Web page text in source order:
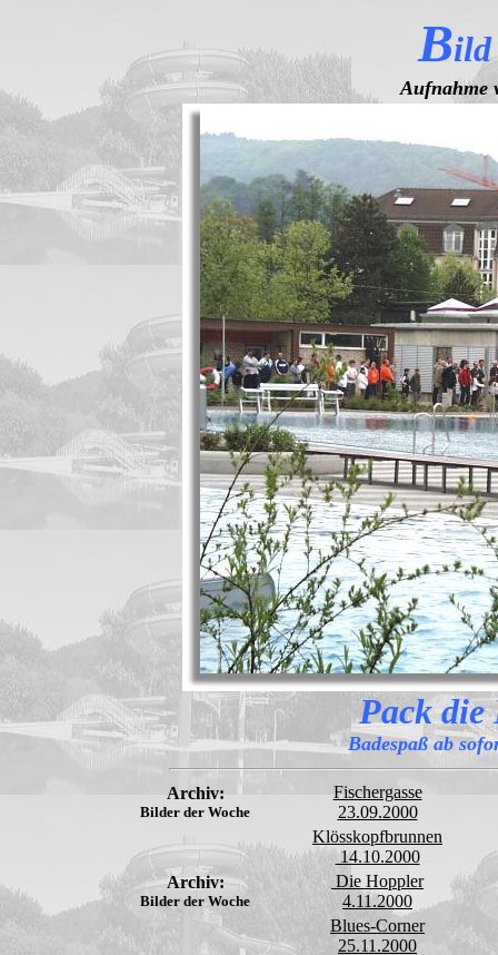
B
Aufnahme
Pack die
Badespaß ab
Archiv:
Bilder der Woche
Fischergasse
23.09.2000
Klösskopfbrunnen
14.10.2000
Archiv:
Bilder der Woche
Die Hoppler
4.11.2000
Blues-Corner
25.11.2000